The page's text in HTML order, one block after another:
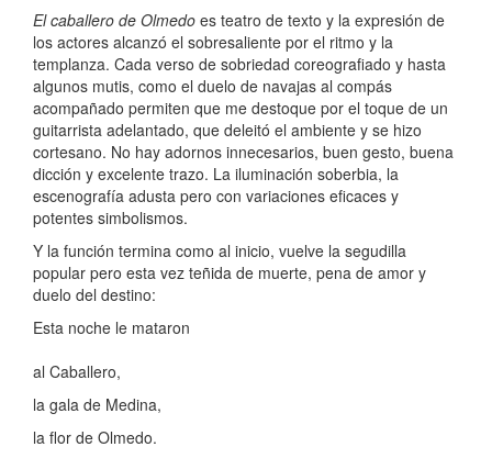
El caballero de Olmedo es teatro de texto y la expresión de
los actores alcanzó el sobresaliente por el ritmo y la
templanza. Cada verso de sobriedad coreografiado y hasta
algunos mutis, como el duelo de navajas al compás
acompañado permiten que me destoque por el toque de un
guitarrista adelantado, que deleitó el ambiente y se hizo
cortesano. No hay adornos innecesarios, buen gesto, buena
dicción y excelente trazo. La iluminación soberbia, la
escenografía adusta pero con variaciones eficaces y
potentes simbolismos.
Y la función termina como al inicio, vuelve la segudilla
popular pero esta vez teñida de muerte, pena de amor y
duelo del destino:
Esta noche le mataron
al Caballero,
la gala de Medina,
la flor de Olmedo.